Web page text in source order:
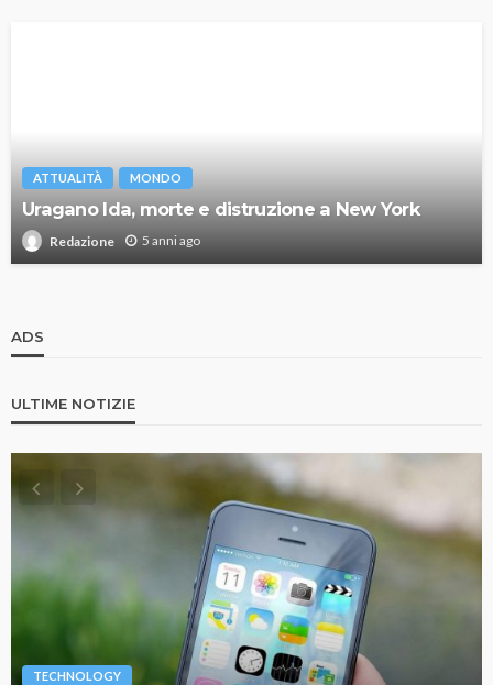
ATTUALITÀ MONDO
Uragano Ida, morte e distruzione a New York
Redazione 5 anni ago
ADS
ULTIME NOTIZIE
TECHNOLOGY